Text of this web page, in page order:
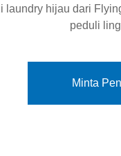
hijau dari
peduli
Minta